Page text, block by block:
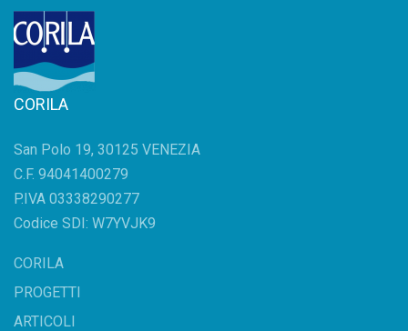
CORILA
San Polo 19, 30125 VENEZIA
C.F. 94041400279
P.IVA 03338290277
Codice SDI: W7YVJK9
CORILA
PROGETTI
ARTICOLI